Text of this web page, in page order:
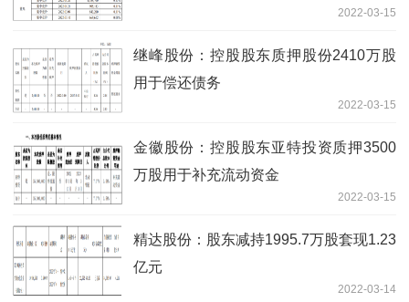
2022-03-15
继峰股份：控股股东质押股份2410万股
用于偿还债务
2022-03-15
金徽股份：控股股东亚特投资质押3500
万股用于补充流动资金
2022-03-15
精达股份：股东减持1995.7万股套现1.23
亿元
2022-03-14